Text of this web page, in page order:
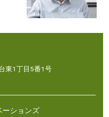
東1丁目5番1号
ーションズ